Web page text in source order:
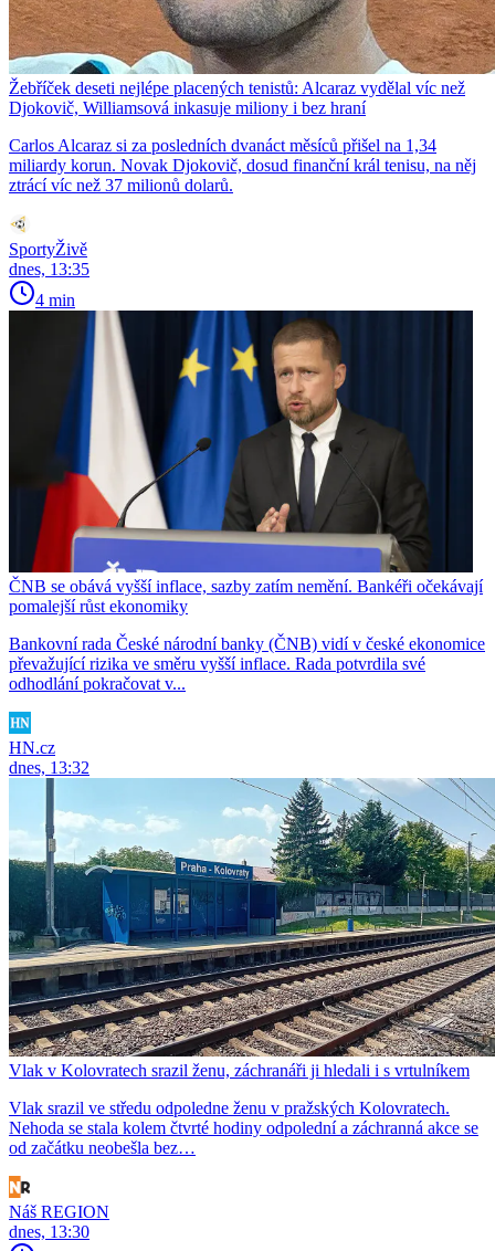
Žebříček deseti nejlépe placených tenistů: Alcaraz vydělal víc než
Djokovič, Williamsová inkasuje miliony i bez hraní
Carlos Alcaraz si za posledních dvanáct měsíců přišel na 1,34
miliardy korun. Novak Djokovič, dosud finanční král tenisu, na něj
ztrácí víc než 37 milionů dolarů.
SportyŽivě
dnes, 13:35
4 min
ČNB se obává vyšší inflace, sazby zatím nemění. Bankéři očekávají
pomalejší růst ekonomiky
Bankovní rada České národní banky (ČNB) vidí v české ekonomice
převažující rizika ve směru vyšší inflace. Rada potvrdila své
odhodlání pokračovat v...
HN.cz
dnes, 13:32
Vlak v Kolovratech srazil ženu, záchranáři ji hledali i s vrtulníkem
Vlak srazil ve středu odpoledne ženu v pražských Kolovratech.
Nehoda se stala kolem čtvrté hodiny odpolední a záchranná akce se
od začátku neobešla bez…
Náš REGION
dnes, 13:30